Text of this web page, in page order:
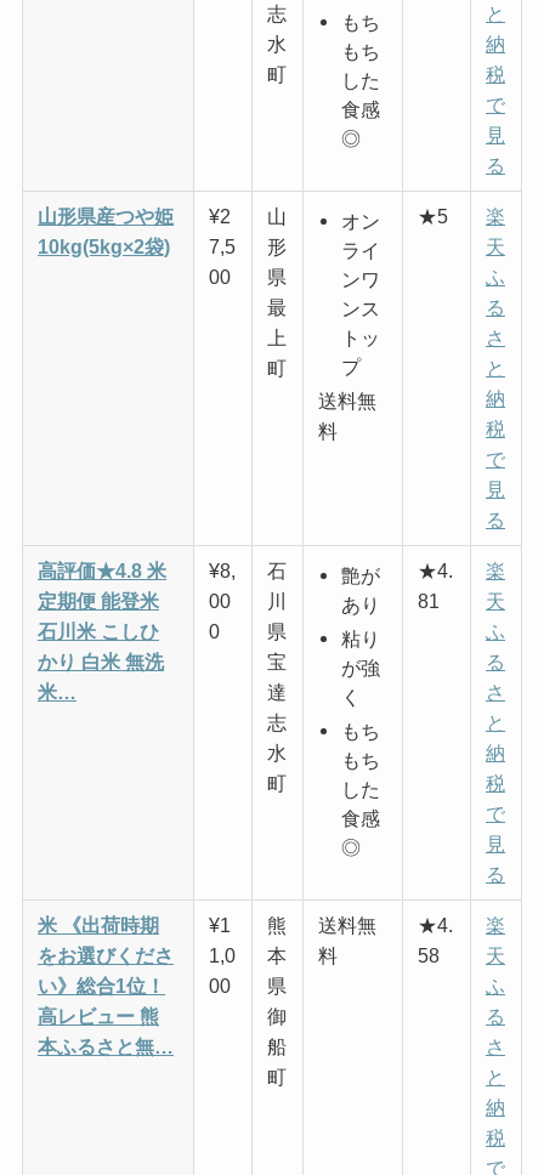
志
水
町
もち
もち
した
食感
◎
と
納
税
で
見
る
山形県産つや姫
10kg(5kg×2袋)
¥2
7,5
00
山
形
県
最
上
町
オン
ライ
ンワ
ンス
トッ
プ
送料無
料
★5
楽
天
ふ
る
さ
と
納
税
で
見
る
高評価★4.8 米
定期便 能登米
石川米 こしひ
かり 白米 無洗
米…
¥8,
00
0
石
川
県
宝
達
志
水
町
艶が
あり
粘り
が強
く
もち
もち
した
食感
◎
★4.
81
楽
天
ふ
る
さ
と
納
税
で
見
る
米 《出荷時期
をお選びくださ
い》総合1位！
高レビュー 熊
本ふるさと無…
¥1
1,0
00
熊
本
県
御
船
町
送料無
料
★4.
58
楽
天
ふ
る
さ
と
納
税
で